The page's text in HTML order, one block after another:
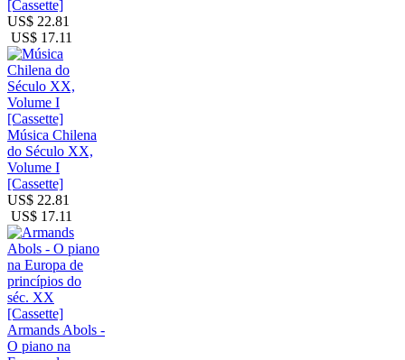
[Cassette]
US$ 22.81
US$ 17.11
Música Chilena
do Século XX,
Volume I
[Cassette]
US$ 22.81
US$ 17.11
Armands Abols -
O piano na